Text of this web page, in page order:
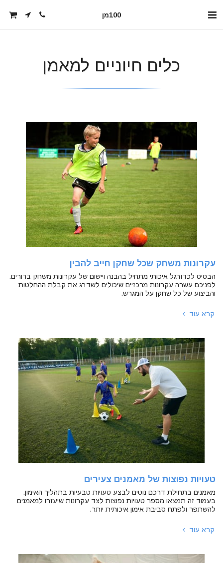
100מן
כלים חיוניים למאמן
עקרונות משחק שכל שחקן חייב להבין
הבסיס לכדורגל איכותי מתחיל בהבנה ויישום של עקרונות משחק ברורים.
לפניכם עשרה עקרונות מרכזיים שיכולים לשדרג את קבלת ההחלטות
והביצוע של כל שחקן על המגרש.
קרא עוד
טעויות נפוצות של מאמנים צעירים
מאמנים בתחילת דרכם נוטים לבצע טעויות טבעיות בתהליך האימון.
בעמוד זה תמצאו מספר טעויות נפוצות לצד עקרונות שיעזרו למאמנים
להשתפר ולפתח סביבת אימון איכותית יותר.
קרא עוד